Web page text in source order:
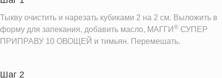
Информация для одной порции
Тыкву очистить и нарезать кубиками 2 на 2 см. Выложить в
форму для запекания, добавить масло, МАГГИ ® СУПЕР
ПРИПРАВУ 10 ОВОЩЕЙ и тимьян. Перемешать.
Шаг 2